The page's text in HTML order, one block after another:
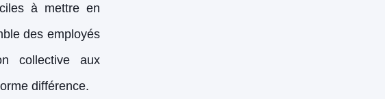
à mettre en
des employés
collective aux
différence.